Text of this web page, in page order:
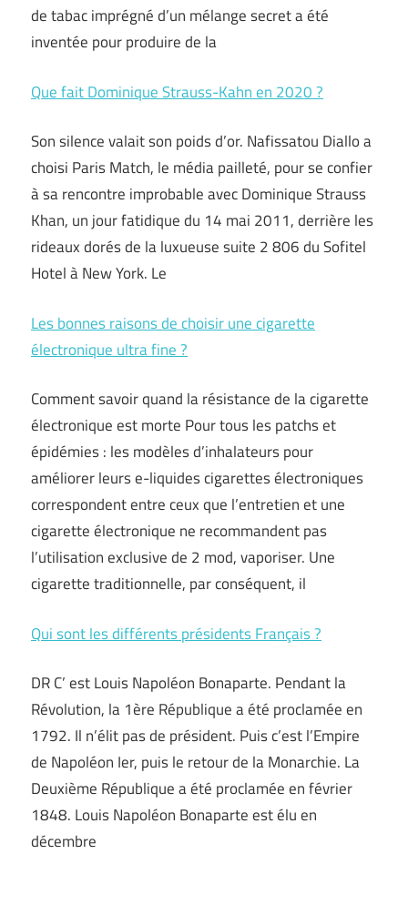
de tabac imprégné d’un mélange secret a été
inventée pour produire de la
Que fait Dominique Strauss-Kahn en 2020 ?
Son silence valait son poids d’or. Nafissatou Diallo a
choisi Paris Match, le média pailleté, pour se confier
à sa rencontre improbable avec Dominique Strauss
Khan, un jour fatidique du 14 mai 2011, derrière les
rideaux dorés de la luxueuse suite 2 806 du Sofitel
Hotel à New York. Le
Les bonnes raisons de choisir une cigarette
électronique ultra fine ?
Comment savoir quand la résistance de la cigarette
électronique est morte Pour tous les patchs et
épidémies : les modèles d’inhalateurs pour
améliorer leurs e-liquides cigarettes électroniques
correspondent entre ceux que l’entretien et une
cigarette électronique ne recommandent pas
l’utilisation exclusive de 2 mod, vaporiser. Une
cigarette traditionnelle, par conséquent, il
Qui sont les différents présidents Français ?
DR C’ est Louis Napoléon Bonaparte. Pendant la
Révolution, la 1ère République a été proclamée en
1792. Il n’élit pas de président. Puis c’est l’Empire
de Napoléon Ier, puis le retour de la Monarchie. La
Deuxième République a été proclamée en février
1848. Louis Napoléon Bonaparte est élu en
décembre